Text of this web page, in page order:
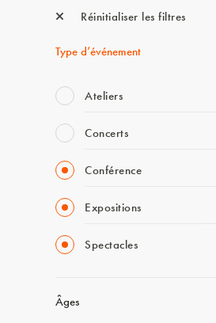
Réinitialiser les filtres
Type d’événement
Ateliers
Concerts
Conférence
Expositions
Spectacles
Âges